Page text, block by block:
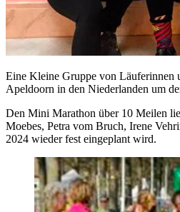
Eine Kleine Gruppe von Läuferinnen
Apeldoorn in den Niederlanden um
Den Mini Marathon über 10 Meilen
Moebes, Petra vom Bruch, Irene
2024 wieder fest eingeplant wird.